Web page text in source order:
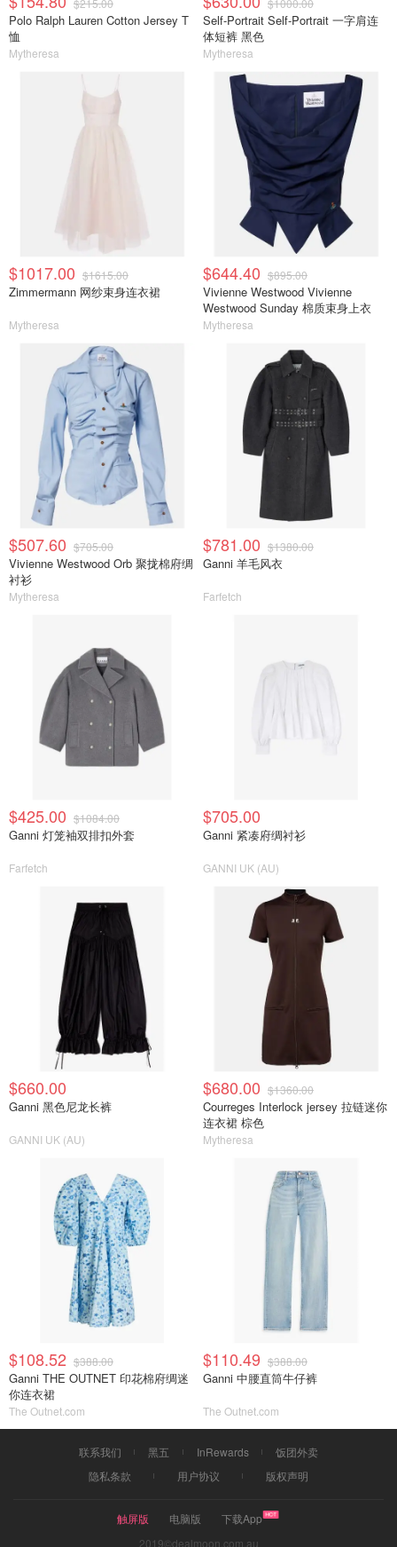
$215.00
Polo Ralph Lauren Cotton Jersey T
恤
Mytheresa
$1000.00
Self-Portrait Self-Portrait 一字肩连
体短裤 黑色
Mytheresa
$1017.00 $1615.00
Zimmermann 网纱束身连衣裙
Mytheresa
$644.40 $895.00
Vivienne Westwood Vivienne
Westwood Sunday 棉质束身上衣
Mytheresa
$507.60 $705.00
Vivienne Westwood Orb 聚拢棉府绸
衬衫
Mytheresa
$781.00 $1380.00
Ganni 羊毛风衣
Farfetch
$425.00 $1084.00
Ganni 灯笼袖双排扣外套
Farfetch
$705.00
Ganni 紧凑府绸衬衫
GANNI UK (AU)
$660.00
Ganni 黑色尼龙长裤
GANNI UK (AU)
$680.00 $1360.00
Courreges Interlock jersey 拉链迷你
连衣裙 棕色
Mytheresa
$108.52 $388.00
Ganni THE OUTNET 印花棉府绸迷
你连衣裙
The Outnet.com
$110.49 $388.00
Ganni 中腰直筒牛仔裤
The Outnet.com
联系我们 黑五 InRewards
饭团外卖
隐私条款
用户协议 版权声明
触屏版 电脑版
下载App
2019©dealmoon.com.au